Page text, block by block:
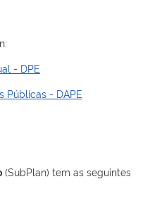
- DPE
Públicas - DAPE
(SubPlan) tem as seguintes